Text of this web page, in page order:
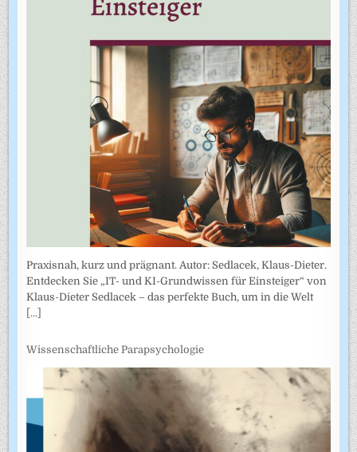
Praxisnah, kurz und prägnant. Autor: Sedlacek, Klaus-Dieter.
Entdecken Sie „IT- und KI-Grundwissen für Einsteiger“ von
Klaus-Dieter Sedlacek – das perfekte Buch, um in die Welt
[...]
Wissenschaftliche Parapsychologie